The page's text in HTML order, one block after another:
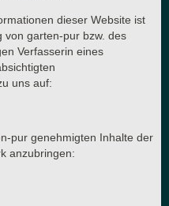
dieser Website ist
von garten-pur bzw. des
Verfasserin eines
uns auf:
pur genehmigten Inhalte der
anzubringen: